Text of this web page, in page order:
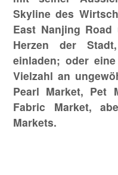
Skyline des
East Nanjing Road
Herzen der
einladen; oder
Vielzahl an
Pearl Market, Pet
Fabric Market,
Markets.